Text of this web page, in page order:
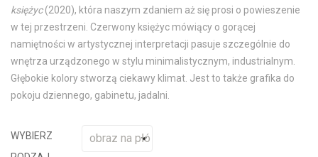
księżyc(2020), która naszym zdaniem aż się prosi o powieszenie
w tej przestrzeni. Czerwony księżyc mówiący o gorącej
namiętności w artystycznej interpretacji pasuje szczególnie do
wnętrza urządzonego w stylu minimalistycznym, industrialnym.
Głębokie kolory stworzą ciekawy klimat. Jest to także grafika do
pokoju dziennego, gabinetu, jadalni.
WYBIERZ